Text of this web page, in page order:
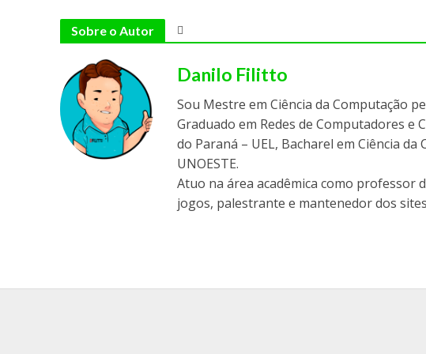
Sobre o Autor
Danilo Filitto
Sou Mestre em Ciência da Computação
Graduado em Redes de Computadores e
do Paraná – UEL, Bacharel em Ciência
UNOESTE.
Atuo na área acadêmica como professor
jogos, palestrante e mantenedor dos